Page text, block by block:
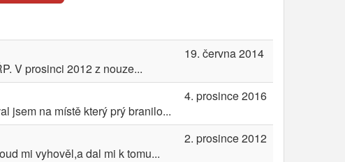
V prosinci 2012 z nouze...
19. června 2014
jsem na místě který prý branilo...
4. prosince 2016
mi vyhověl,a dal mi k tomu...
2. prosince 2012